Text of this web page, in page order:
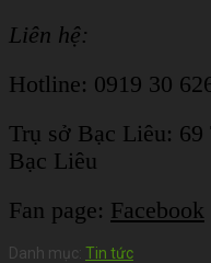
Liên hệ:
Hotline: 0919 30
Trụ sở Bạc Liêu: 69
Bạc Liêu
Fan page: Facebook
Danh mục: Tin tức